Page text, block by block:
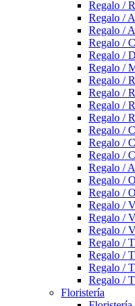
Regalo /
Regalo /
Regalo /
Regalo /
Regalo /
Regalo /
Regalo /
Regalo /
Regalo /
Regalo /
Regalo /
Regalo /
Regalo /
Regalo /
Regalo /
Regalo /
Regalo /
Regalo /
Regalo /
Regalo /
Regalo /
Regalo /
Regalo /
Floristería